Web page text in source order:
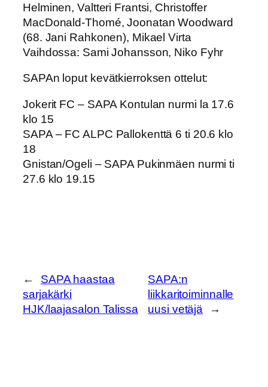
Helminen, Valtteri Frantsi, Christoffer
MacDonald-Thomé, Joonatan Woodward
(68. Jani Rahkonen), Mikael Virta
Vaihdossa: Sami Johansson, Niko Fyhr
SAPAn loput kevätkierroksen ottelut:
Jokerit FC – SAPA Kontulan nurmi la 17.6
klo 15
SAPA – FC ALPC Pallokenttä 6 ti 20.6 klo
18
Gnistan/Ogeli – SAPA Pukinmäen nurmi ti
27.6 klo 19.15
←
SAPA haastaa
sarjakärki
HJK/laajasalon Talissa
SAPA:n
liikkaritoiminnalle
uusi vetäjä
→